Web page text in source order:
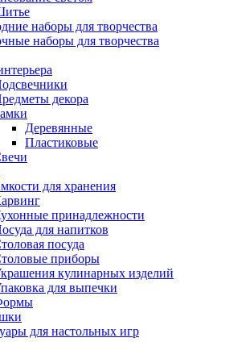
наборы для творчества
наборы для творчества
декора
Деревянные
Пластиковые
для хранения
принадлежности
для напитков
посуда
приборы
кулинарных изделий
для выпечки
для настольных игр